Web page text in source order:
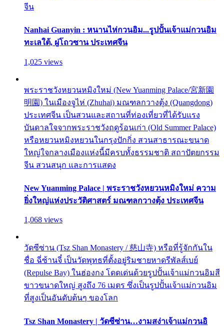
จีน
Nanhai Guanyin : หนานไห่กวนอิม...รูปปั้นเจ้าแม่กวนอิม
ทะเลใต้, ผู่โถวซาน ประเทศจีน
1,025 views
พระราชวังหยวนหมิงใหม่ (New Yuanming Palace/宮新園
明園) ในเมืองจูไห่ (Zhuhai) มณฑลกวางตุ้ง (Quangdong)
ประเทศจีน เป็นสวนและสถานที่ท่องเที่ยวที่ได้รับแรง
บันดาลใจจากพระราชวังฤดูร้อนเก่า (Old Summer Palace)
หรือหยวนหมิงหยวนในกรุงปักกิ่ง สวนสาธารณะขนาด
ใหญ่ใจกลางเมืองแห่งนี้มีครบทั้งธรรมชาติ สถาปัตยกรรม
จีน สวนสนุก และการแสดง
New Yuanming Palace | พระราชวังหยวนหมิงใหม่ ความ
ยิ่งใหญ่แห่งประวัติศาสตร์ มณฑลกวางตุ้ง ประเทศจีน
1,068 views
วัดซีซ่าน (Tsz Shan Monastery / 慈山寺) หรือที่รู้จักกันใน
ชื่อ ฉี่ซ้านจี๋ เป็นวัดพุทธที่ตั้งอยู่ริมชายหาดรีพัลส์เบย์
(Repulse Bay) ในฮ่องกง โดดเด่นด้วยรูปปั้นเจ้าแม่กวนอิมสี
ขาวขนาดใหญ่ สูงถึง 76 เมตร ซึ่งเป็นรูปปั้นเจ้าแม่กวนอิม
ที่สูงเป็นอันดับต้นๆ ของโลก
Tsz Shan Monastery | วัดซีซ่าน…งามสง่าเจ้าแม่กวนอิ